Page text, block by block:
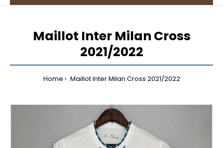
Maillot Inter Milan Cross
2021/2022
Home Maillot Inter Milan Cross 2021/2022